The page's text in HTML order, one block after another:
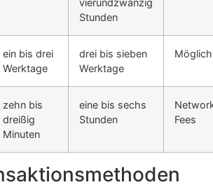
Stunden
ein bis drei
Werktage
drei bis sieben
Werktage
Möglich
zehn bis
dreißig
Minuten
eine bis sechs
Stunden
Fees